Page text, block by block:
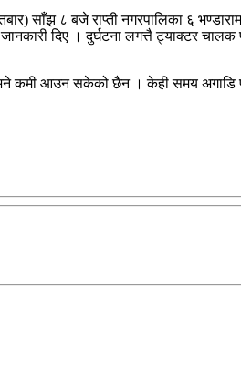
साँझ ८ बजे राप्ती नगरपालिका ६
दिए । दुर्घटना लगत्तै ट्याक्टर
आउन सकेको छैन । केही समय अगाडि पनि